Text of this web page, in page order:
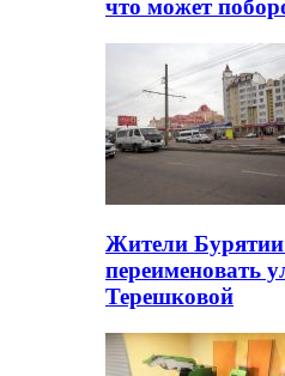
что может
Жители
переименовать
Терешковой